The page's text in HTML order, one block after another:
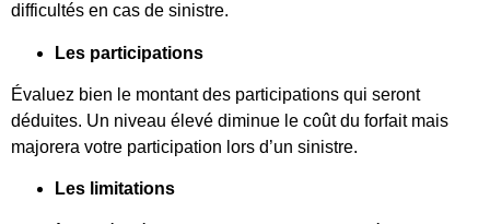
difficultés en cas de sinistre.
Les participations
Évaluez bien le montant des participations qui seront
déduites. Un niveau élevé diminue le coût du forfait mais
majorera votre participation lors d’un sinistre.
Les limitations